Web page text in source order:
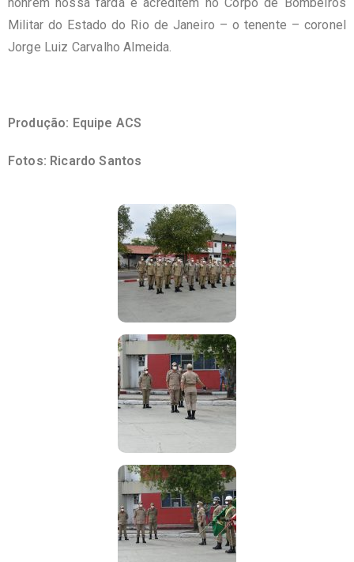
Militar do Estado do Rio de Janeiro – o tenente – coronel
Jorge Luiz Carvalho Almeida.
Produção: Equipe ACS
Fotos: Ricardo Santos